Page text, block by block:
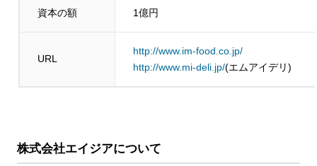
資本の額 1億円
URL
http://www.im-food.co.jp/
http://www.mi-deli.jp/(エムアイデリ)
株式会社エイジアについて